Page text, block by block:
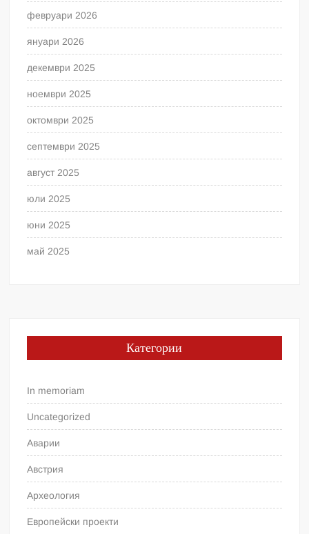
февруари 2026
януари 2026
декември 2025
ноември 2025
октомври 2025
септември 2025
август 2025
юли 2025
юни 2025
май 2025
Категории
In memoriam
Uncategorized
Аварии
Австрия
Археология
Европейски проекти